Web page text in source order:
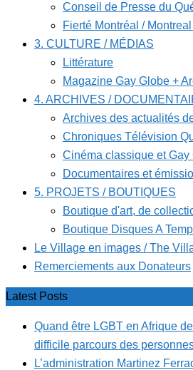
Conseil de Presse du
Fierté Montréal /
3. CULTURE / MÉDIAS
Littérature
Magazine Gay Globe +
4. ARCHIVES /
Archives des actualités
Chroniques Télévision
Cinéma classique et Gay
Documentaires et
5. PROJETS / BOUTIQUES
Boutique d'art, de
Boutique Disques A
Le Village en images / The
Remerciements aux Donateurs
Latest Posts
Quand être LGBT en Afrique
difficile parcours des
L’administration Martinez